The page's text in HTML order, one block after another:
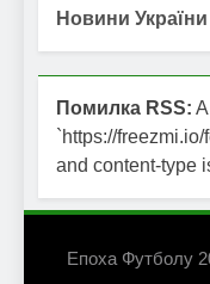
Новини України
Помилка RSS:
`https://
and content-type
Епоха Футболу